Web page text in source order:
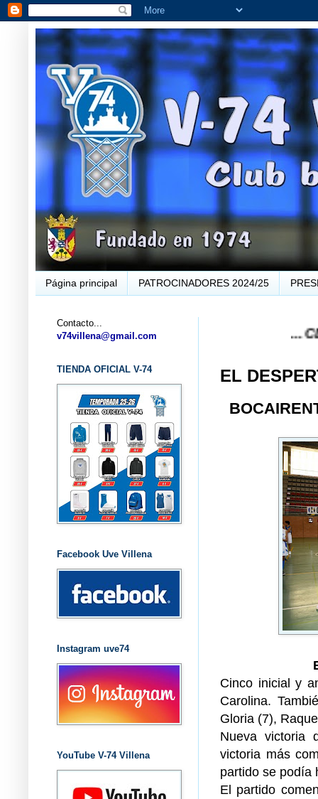
Página principal PATROCINADORES 2024/25
... CLUB
EL
Cinco inicial y
Carolina.
Gloria (7),
Nueva victoria
victoria más
partido se podía
El partido
Contacto...
v74villena@gmail.com
TIENDA OFICIAL V-74
Facebook Uve Villena
Instagram uve74
YouTube V-74 Villena